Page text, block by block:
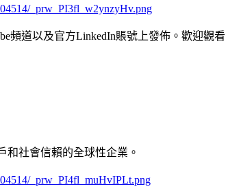
_prw_PI3fl_w2ynzyHv.png
頻道以及官方LinkedIn賬號上發佈。歡迎觀看
社會信賴的全球性企業。
_prw_PI4fl_muHvIPLt.png